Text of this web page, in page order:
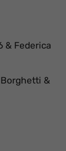
& Federica
&